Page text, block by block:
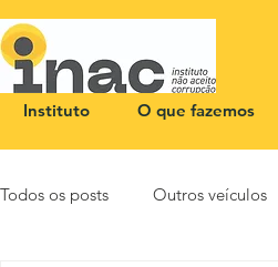
Instituto O que fazemos
Todos os posts Outros veículos